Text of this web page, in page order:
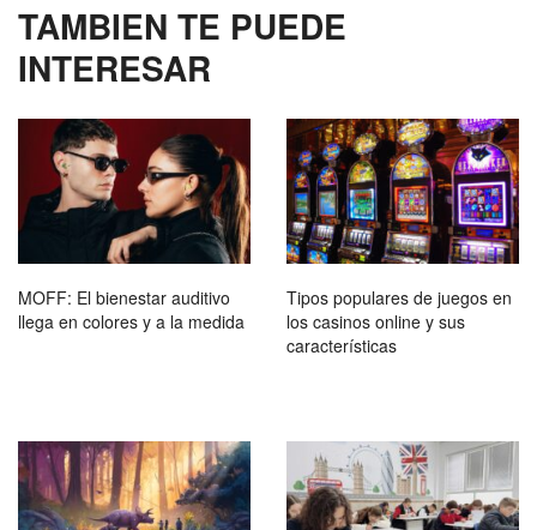
TAMBIEN TE PUEDE
INTERESAR
MOFF: El bienestar auditivo
llega en colores y a la medida
Tipos populares de juegos en
los casinos online y sus
características